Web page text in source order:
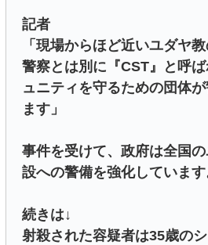
記者
「現場からほど近いユダヤ
警察とは別に『CST』と呼
ュニティを守るための団体
ます」
事件を受けて、政府は全国
設への警備を強化しています
続きは↓
射殺された容疑者は35歳の